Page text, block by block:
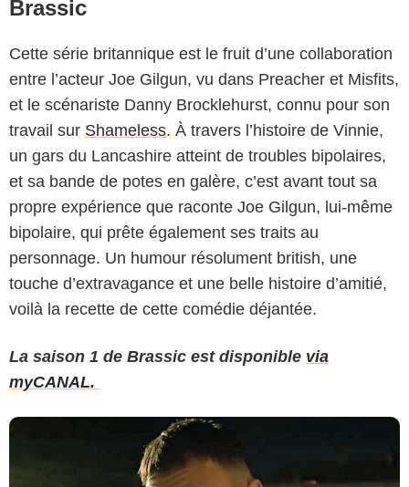
Brassic
Cette série britannique est le fruit d’une collaboration
entre l’acteur Joe Gilgun, vu dans Preacher et Misfits,
et le scénariste Danny Brocklehurst, connu pour son
travail sur Shameless. À travers l’histoire de Vinnie,
un gars du Lancashire atteint de troubles bipolaires,
et sa bande de potes en galère, c’est avant tout sa
propre expérience que raconte Joe Gilgun, lui-même
bipolaire, qui prête également ses traits au
personnage. Un humour résolument british, une
touche d’extravagance et une belle histoire d’amitié,
voilà la recette de cette comédie déjantée.
La saison 1 de Brassic est disponible via
myCANAL.